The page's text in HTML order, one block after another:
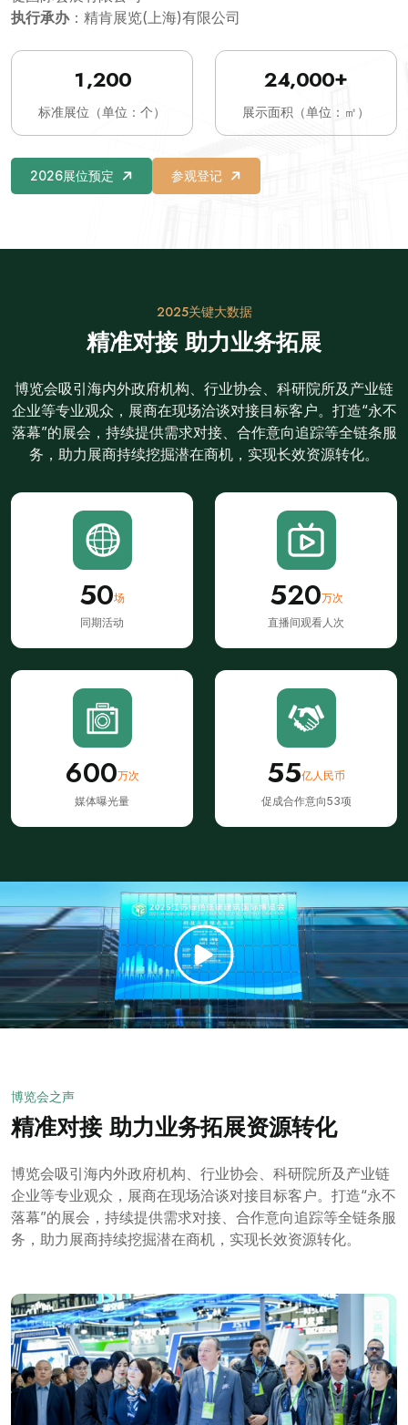
执行承办：精肯展览(上海)有限公司
1,200
标准展位（单位：个）
24,000+
展示面积（单位：㎡）
2026展位预定 参观登记
2025关键大数据
精准对接 助力业务拓展
博览会吸引海内外政府机构、行业协会、科研院所及产业链
企业等专业观众，展商在现场洽谈对接目标客户。打造“永不
落幕”的展会，持续提供需求对接、合作意向追踪等全链条服
务，助力展商持续挖掘潜在商机，实现长效资源转化。
50场
同期活动
520万次
直播间观看人次
600万次
媒体曝光量
55亿人民币
促成合作意向53项
博览会之声
精准对接 助力业务拓展资源转化
博览会吸引海内外政府机构、行业协会、科研院所及产业链
企业等专业观众，展商在现场洽谈对接目标客户。打造“永不
落幕”的展会，持续提供需求对接、合作意向追踪等全链条服
务，助力展商持续挖掘潜在商机，实现长效资源转化。